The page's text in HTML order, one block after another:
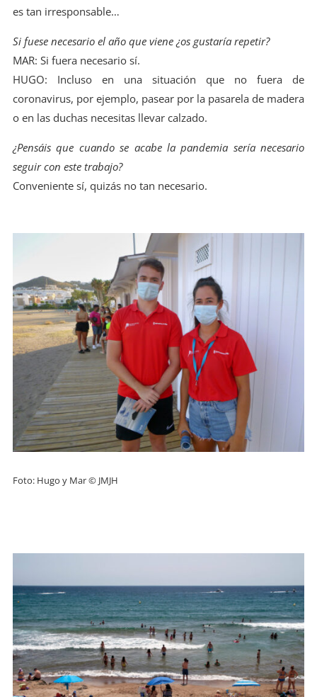
es tan irresponsable…
Si fuese necesario el año que viene ¿os gustaría repetir?
MAR: Si fuera necesario sí.
HUGO: Incluso en una situación que no fuera de
coronavirus, por ejemplo, pasear por la pasarela de madera
o en las duchas necesitas llevar calzado.
¿Pensáis que cuando se acabe la pandemia sería necesario
seguir con este trabajo?
Conveniente sí, quizás no tan necesario.
Foto: Hugo y Mar © JMJH